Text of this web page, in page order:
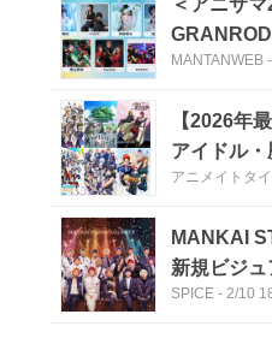
＜アニサ
MANTANWEB -
【2026年
アイドル・
アニメイトタ
MANKAI
新規ビジュ
SPICE - 2/10